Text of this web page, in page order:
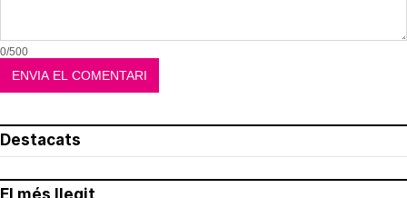
0/500
Destacats